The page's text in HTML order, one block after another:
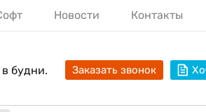
Новости Контакты
будни. Заказать звонок